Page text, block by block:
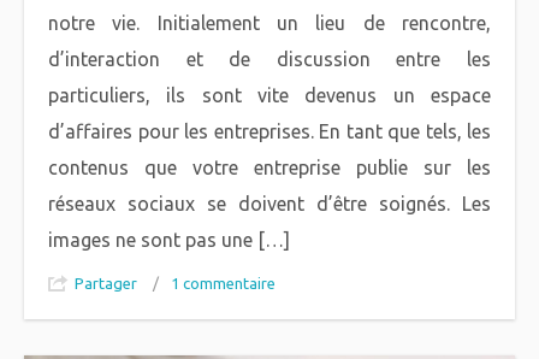
notre vie. Initialement un lieu de rencontre,
d’interaction et de discussion entre les
particuliers, ils sont vite devenus un espace
d’affaires pour les entreprises. En tant que tels, les
contenus que votre entreprise publie sur les
réseaux sociaux se doivent d’être soignés. Les
images ne sont pas une […]
Partager / 1 commentaire